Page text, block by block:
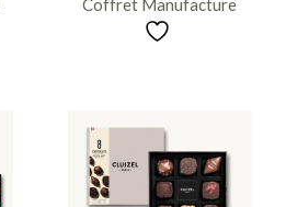
Coffret Manufacture